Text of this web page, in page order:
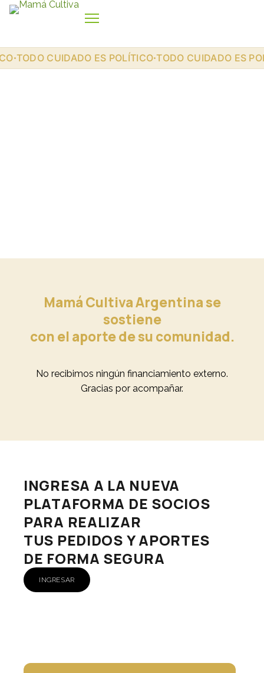
Ir al contenido
•TODO CUIDADO ES POLÍTICO•TODO CUIDADO ES
Mamá Cultiva Argentina se
sostiene
con el aporte de su comunidad.
No recibimos ningún financiamiento externo.
Gracias por acompañar.
INGRESA A LA NUEVA
PLATAFORMA DE SOCIOS
PARA REALIZAR
TUS PEDIDOS Y APORTES
DE FORMA SEGURA
INGRESAR